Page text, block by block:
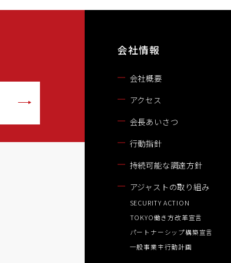
会社情報
会社概要
アクセス
会長あいさつ
行動指針
持続可能な調達方針
アジャストの取り組み
SECURITY ACTION
TOKYO働き方改革宣言
パートナーシップ構築宣言
一般事業主行動計画